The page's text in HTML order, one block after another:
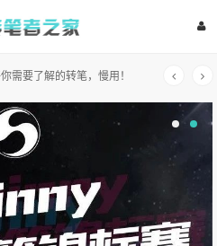
需要了解的转笔，慢用！
需要了解的转笔，慢用！